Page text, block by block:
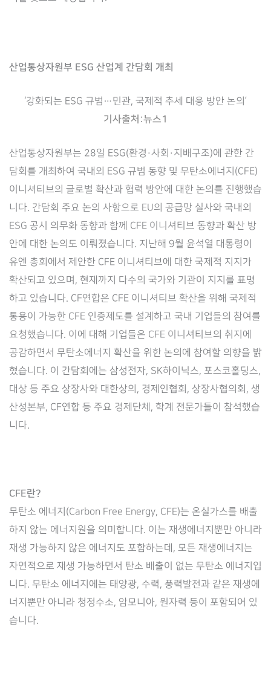
산업통상자원부 ESG 산업계 간담회 개최
‘강화되는 ESG 규범…민관, 국제적 추세 대응 방안 논의’
기사출처:뉴스1
산업통상자원부는 28일 ESG(환경·사회·지배구조)에 관한 간
담회를 개최하여 국내외 ESG 규범 동향 및 무탄소에너지(CFE)
이니셔티브의 글로벌 확산과 협력 방안에 대한 논의를 진행했습
니다. 간담회 주요 논의 사항으로 EU의 공급망 실사와 국내외
ESG 공시 의무화 동향과 함께 CFE 이니셔티브 동향과 확산 방
안에 대한 논의도 이뤄졌습니다. 지난해 9월 윤석열 대통령이
유엔 총회에서 제안한 CFE 이니셔티브에 대한 국제적 지지가
확산되고 있으며, 현재까지 다수의 국가와 기관이 지지를 표명
하고 있습니다. CF연합은 CFE 이니셔티브 확산을 위해 국제적
통용이 가능한 CFE 인증제도를 설계하고 국내 기업들의 참여를
요청했습니다. 이에 대해 기업들은 CFE 이니셔티브의 취지에
공감하면서 무탄소에너지 확산을 위한 논의에 참여할 의향을 밝
혔습니다. 이 간담회에는 삼성전자, SK하이닉스, 포스코홀딩스,
대상 등 주요 상장사와 대한상의, 경제인협회, 상장사협의회, 생
산성본부, CF연합 등 주요 경제단체, 학계 전문가들이 참석했습
니다.
CFE란?
무탄소 에너지(Carbon Free Energy, CFE)는 온실가스를 배출
하지 않는 에너지원을 의미합니다. 이는 재생에너지뿐만 아니라
재생 가능하지 않은 에너지도 포함하는데, 모든 재생에너지는
자연적으로 재생 가능하면서 탄소 배출이 없는 무탄소 에너지입
니다. 무탄소 에너지에는 태양광, 수력, 풍력발전과 같은 재생에
너지뿐만 아니라 청정수소, 암모니아, 원자력 등이 포함되어 있
습니다.